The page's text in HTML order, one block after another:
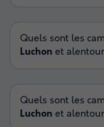
Quels sont les
Luchon et
Quels sont les
Luchon et